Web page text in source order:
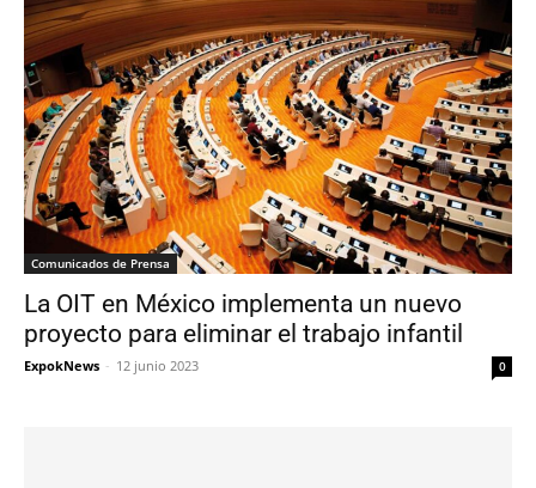
Comunicados de Prensa
La OIT en México implementa un nuevo
proyecto para eliminar el trabajo infantil
ExpokNews - 12 junio 2023 0